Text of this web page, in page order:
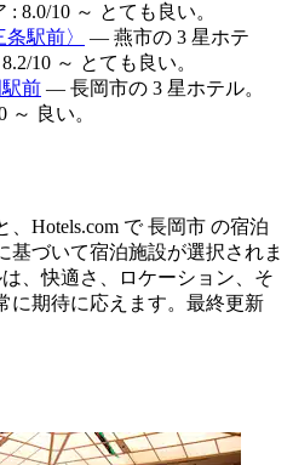
8.0/10 ～ とても良い。
駅前〉
— 燕市の 3 星ホテ
10 ～ とても良い。
前 — 長岡市の 3 星ホテル。
～ 良い。
Hotels.com で 長岡市 の宿泊
基づいて宿泊施設が選択されま
、快適さ、ロケーション、そ
に期待に応えます。最終更新